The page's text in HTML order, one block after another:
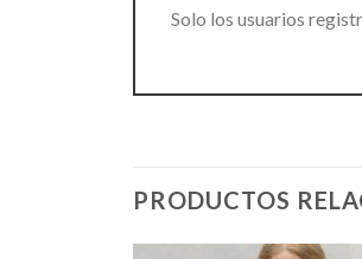
Solo los usuarios
PRODUCTOS